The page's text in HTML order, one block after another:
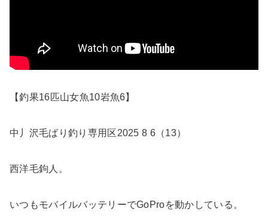
【釣果16匹山女魚10岩魚6】
中丿沢毛ばり釣り専用区2025 8 6（13）
西洋毛鉤人。
いつもモバイルバッテリーでGoProを動かしている。